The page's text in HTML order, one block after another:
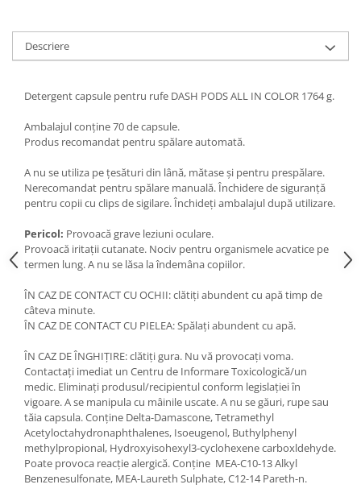
Descriere
Detergent capsule pentru rufe DASH PODS ALL IN COLOR 1764 g.
Ambalajul conține 70 de capsule.
Produs recomandat pentru spălare automată.
A nu se utiliza pe țesături din lână, mătase și pentru prespălare.
Nerecomandat pentru spălare manuală. Închidere de siguranță
pentru copii cu clips de sigilare. Închideți ambalajul după utilizare.
Pericol: Provoacă grave leziuni oculare.
Provoacă iritații cutanate. Nociv pentru organismele acvatice pe
termen lung. A nu se lăsa la îndemâna copiilor.
ÎN CAZ DE CONTACT CU OCHII: clătiți abundent cu apă timp de
câteva minute.
ÎN CAZ DE CONTACT CU PIELEA: Spălați abundent cu apă.
ÎN CAZ DE ÎNGHIȚIRE: clătiți gura. Nu vă provocați voma.
Contactați imediat un Centru de Informare Toxicologică/un
medic. Eliminați produsul/recipientul conform legislației în
vigoare. A se manipula cu mâinile uscate. A nu se găuri, rupe sau
tăia capsula. Conține Delta-Damascone, Tetramethyl
Acetyloctahydronaphthalenes, Isoeugenol, Buthylphenyl
methylpropional, Hydroxyisohexyl3-cyclohexene carboxldehyde.
Poate provoca reacție alergică. Conține MEA-C10-13 Alkyl
Benzenesulfonate, MEA-Laureth Sulphate, C12-14 Pareth-n.